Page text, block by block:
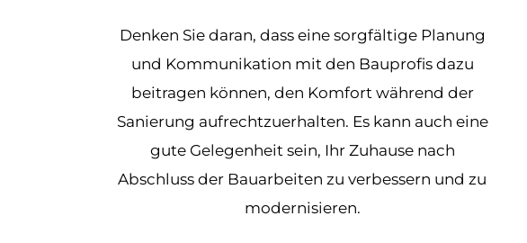
Denken Sie daran, dass eine sorgfältige Planung
und Kommunikation mit den Bauprofis dazu
beitragen können, den Komfort während der
Sanierung aufrechtzuerhalten. Es kann auch eine
gute Gelegenheit sein, Ihr Zuhause nach
Abschluss der Bauarbeiten zu verbessern und zu
modernisieren.